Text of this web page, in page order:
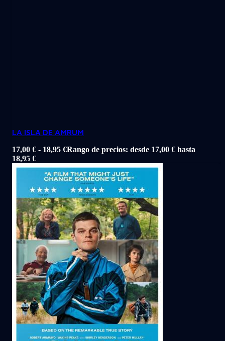
LA ISLA DE AMRUM
17,00 € - 18,95 €Rango de precios: desde 17,00 € hasta
18,95 €